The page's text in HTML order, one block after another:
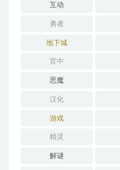
互动
勇者
地下城
官中
恶魔
汉化
游戏
精灵
解谜